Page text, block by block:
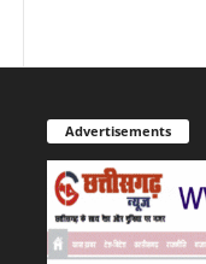
Advertisements